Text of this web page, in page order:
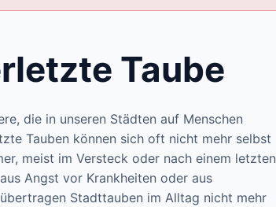
Taube
die in unseren Städten auf Menschen
Tauben können sich oft nicht mehr selbst
meist im Versteck oder nach einem letzten
Angst vor Krankheiten oder aus
Stadttauben im Alltag nicht mehr